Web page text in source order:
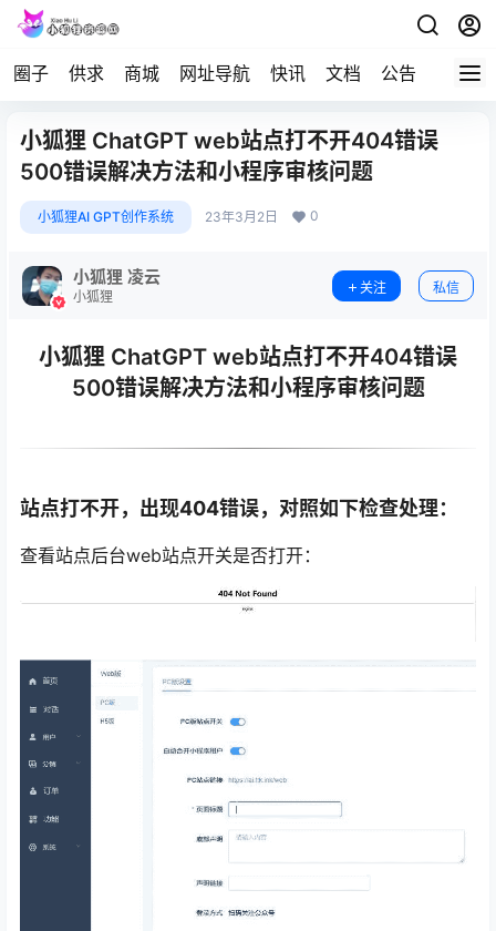
圈子 供求 商城 网址导航 快讯 文档 公告 问答
小狐狸 ChatGPT web站点打不开404错误
500错误解决方法和小程序审核问题
小狐狸AI GPT创作系统 23年3月2日 0
小狐狸 凌云
小狐狸
关注 私信
小狐狸 ChatGPT web站点打不开404错误
500错误解决方法和小程序审核问题
站点打不开，出现404错误，对照如下检查处理：
查看站点后台web站点开关是否打开：